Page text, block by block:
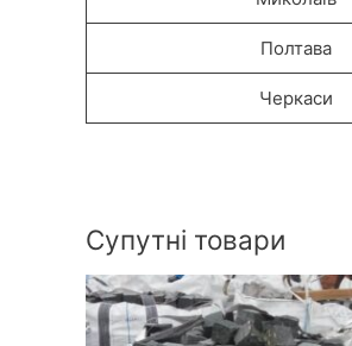
Полтава
Черкаси
Супутні товари